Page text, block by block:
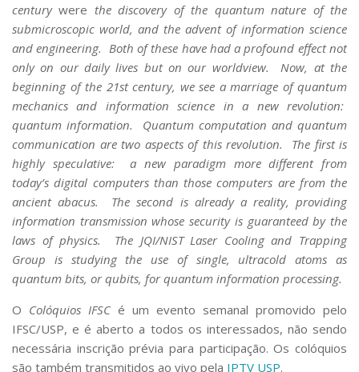
Extensão à Comunidade
Projetos, Programas e Cursos
Artes, Cultura e Esportes
Museus e Espaços Interativos
Serviços
Bibliotecas
Apoio ao Estudante
Segurança, Trânsito e Prevenção
RH, Administrativo e Financeiro
Outros serviços
Comunicação
Assessorias e Mídias
Aplicativos e Sites
Jornal da USP
Agenda de Eventos
centurywere the discovery of the quantum nature of the
submicroscopic world, and the advent of information science
and engineering. Both of these have had a profound effect not
only on our daily lives but on our worldview. Now, at the
beginning of the 21st century, we see a marriage of quantum
mechanics and information science in a new revolution:
quantum information. Quantum computation and quantum
communication are two aspects of this revolution. The first is
highly speculative: a new paradigm more different from
today’s digital computers than those computers are from the
ancient abacus. The second is already a reality, providing
information transmission whose security is guaranteed by the
laws of physics. The JQI/NIST Laser Cooling and Trapping
Group is studying the use of single, ultracold atoms as
quantum bits, or qubits, for quantum information processing.
O Colóquios IFSCé um evento semanal promovido pelo
IFSC/USP, e é aberto a todos os interessados, não sendo
necessária inscrição prévia para participação. Os colóquios
são também transmitidos ao vivo pela IPTV USP.